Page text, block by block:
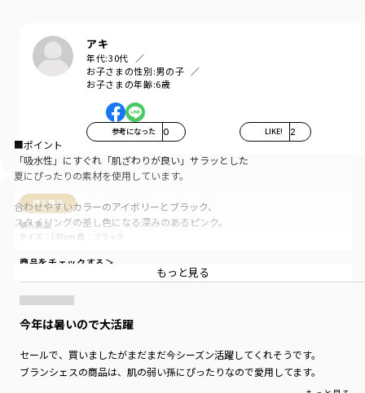
アキ
年代:30代
お子さまの性別:男の子
お子さまの年齢:6歳
参考になった 0 LIKE! 2
購入商品
購入商品
サイズ：130cm 色：ブラック
商品をチェックする＞
今年は暑いので大活躍
セールで、買いましたがまだまだ今シーズン活躍してくれそうです。
ブランシェスの商品は、肌の弱い孫にぴったりなので愛用してます。
■ポイント
「吸水性」にすぐれ「肌ざわりが良い」サラッとした
夏にぴったりの素材を使用しています。
合わせやすいカラーのアイボリーとブラック、
スタイリングの差し色になる深みのあるピンク。
レイヤード風のデザインで
ボトムスとの相性も良く、一枚着でももちろん
活躍する一枚です。
■素材
本体：綿100％「ロイヤルコットン」使用
もっと見る